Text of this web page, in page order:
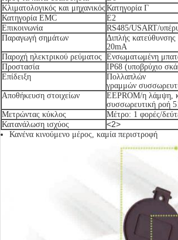
Κλιματολογικός και μηχανικός Κατηγορία Γ
Κατηγορία EMC
E2
Επικοινωνία
RS485/USART/
Παραγωγή σημάτων
Διπλής
20mA
Παροχή ηλεκτρικού ρεύματος Ενσωματωμένη
Προστασία
IP68 (υποβρύχιο
Επίδειξη
Πολλαπλών
γραμμών
Αποθήκευση στοιχείων
EEPROM/η λάμψη,
συσσωρευτική ροή
Μετρώντας κύκλος
Μέτρο: 1 φορές/
Κατανάλωση ισχύος
<2>
Κανένα κινούμενο μέρος, καμία περιστροφή